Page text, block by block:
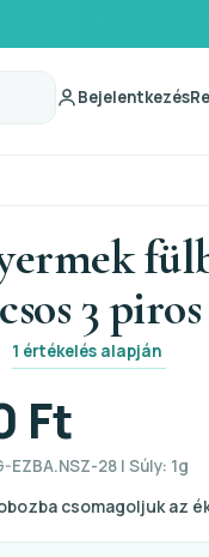
Bejelentkezés
3
1 értékelés alapján
Ft
28 | Súly: 1g
csomagoljuk az